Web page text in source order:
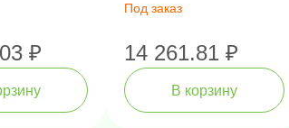
₽
Под заказ
14 261.81 ₽
В корзину